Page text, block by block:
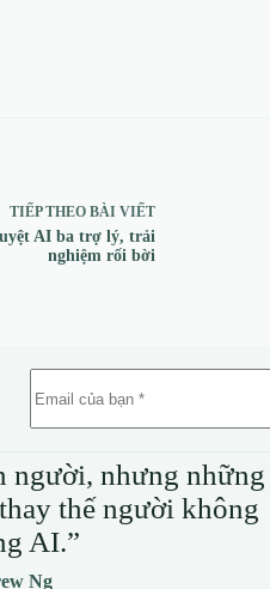
TIẾP THEO BÀI VIẾT
AI ba trợ lý, trải
nghiệm rối bời
người, nhưng những
thế người không
AI.”
Ng